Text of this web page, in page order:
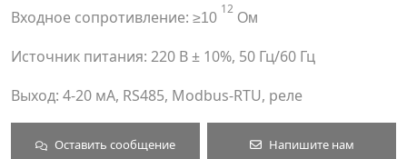
Входное сопротивление: ≥10
12
Ом
Источник питания: 220 В ± 10%, 50 Гц/60 Гц
Выход: 4-20 мА, RS485, Modbus-RTU, реле
Оставить сообщение Напишите нам